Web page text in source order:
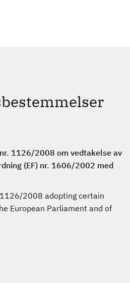
1126/2008 om vedtakelse av
(EF) nr. 1606/2002 med
1126/2008 adopting certain
European Parliament and of